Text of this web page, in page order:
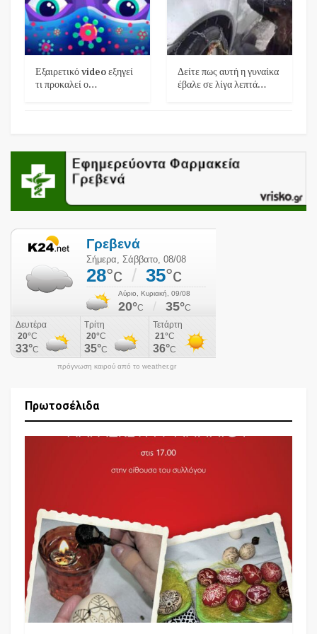
Εξαιρετικό video εξηγεί
τι προκαλεί ο…
Δείτε πως αυτή η γυναίκα
έβαλε σε λίγα λεπτά…
πρόγνωση καιρού από το weather.gr
Πρωτοσέλιδα